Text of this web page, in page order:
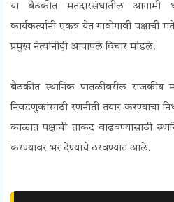
या बैठकीत मतदारसंघातील आगामी
कार्यकर्त्यांनी एकत्र येत गावोगावी
प्रमुख नेत्यांनीही आपापले विचार मांडले.
बैठकीत स्थानिक पातळीवरील
निवडणुकांसाठी रणनीती तयार करण्याचा
काळात पक्षाची ताकद वाढवण्यासाठी
करण्यावर भर देण्याचे ठरवण्यात आले.